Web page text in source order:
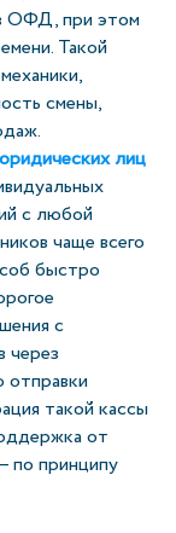
ОФД, при этом
Такой
смены,
лиц
с любой
чаще всего
быстро
с
через
такой кассы
от
по принципу